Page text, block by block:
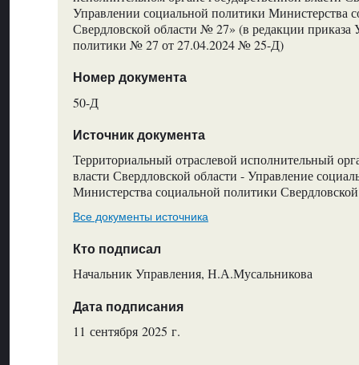
Управлении социальной политики Министерства
Свердловской области № 27» (в редакции приказа
политики № 27 от 27.04.2024 № 25-Д)
Номер документа
50-Д
Источник документа
Территориальный отраслевой исполнительный
власти Свердловской области - Управление
Министерства социальной политики
Все документы источника
Кто подписал
Начальник Управления, Н.А.Мусальникова
Дата подписания
11 сентября 2025 г.